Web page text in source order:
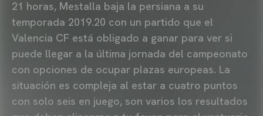
21 horas, Mestalla baja la persiana a su
temporada 2019.20 con un partido que el
Valencia CF está obligado a ganar para ver si
puede llegar a la última jornada del campeonato
con opciones de ocupar plazas europeas. La
situación es compleja al estar a cuatro puntos
con solo seis en juego, son varios los resultados